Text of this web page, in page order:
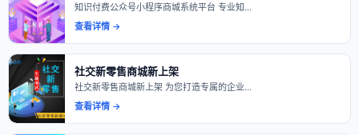
知识付费公众号小程序商城系统平台 专业知…
查看详情 →
社交新零售商城新上架
社交新零售商城新上架 为您打造专属的企业…
查看详情 →